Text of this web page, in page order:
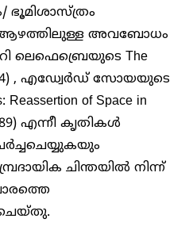
ഭൂമിശാസ്ത്രം
ആഴത്തിലുള്ള അവബോധം
ലെഫെബ്രെയുടെ The
, എഡ്വേർഡ് സോയയുടെ
Reassertion of Space in
എന്നീ കൃതികൾ
ചിന്തയിൽ നിന്ന്